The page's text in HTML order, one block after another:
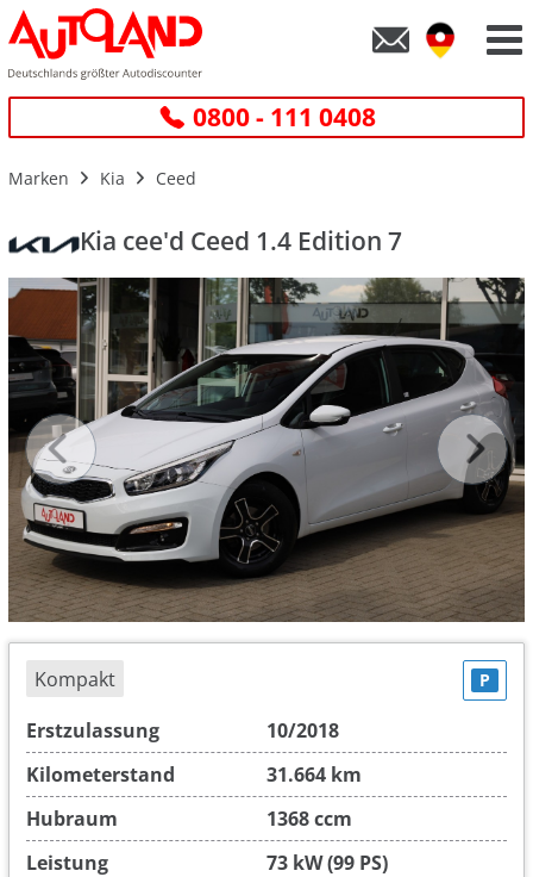
0800 - 111 0408
Marken Kia Ceed
Kia cee'd Ceed 1.4 Edition 7
Kompakt P
Erstzulassung
10/2018
Kilometerstand
31.664 km
Hubraum
1368 ccm
Leistung
73 kW (99 PS)